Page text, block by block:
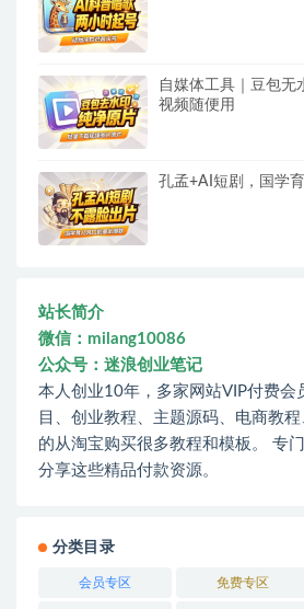
自媒体工具｜豆包无
视频随便用
孔孟+AI短剧，国学
站长简介
微信：milang10086
公众号：迷浪创业笔记
本人创业10年，多家网站VIP付费会
目、创业教程、主题源码、电商教
的从淘宝购买很多教程和模板。 专
分享这些精品付款资源。
分类目录
会员专区 免费专区